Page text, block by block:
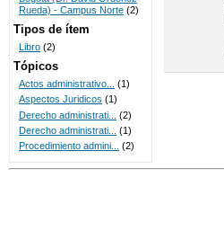
Rueda) - Campus Norte (2)
Tipos de ítem
Libro (2)
Tópicos
Actos administrativo...
(1)
Aspectos Juridicos (1)
Derecho administrati...
(2)
Derecho administrati...
(1)
Procedimiento admini...
(2)